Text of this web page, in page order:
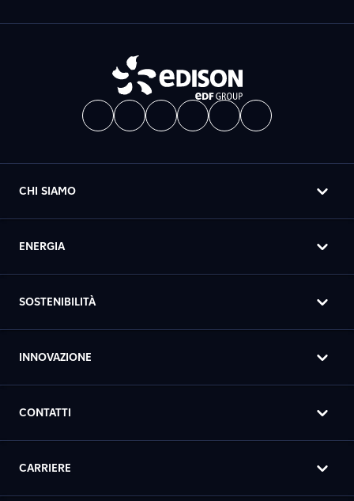
CHI SIAMO
ENERGIA
SOSTENIBILITÀ
INNOVAZIONE
CONTATTI
CARRIERE